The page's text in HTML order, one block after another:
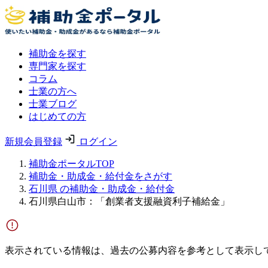
補助金を探す
専門家を探す
コラム
士業の方へ
士業ブログ
はじめての方
新規会員登録 ログイン
補助金ポータルTOP
補助金・助成金・給付金をさがす
石川県 の補助金・助成金・給付金
石川県白山市：「創業者支援融資利子補給金」
表示されている情報は、過去の公募内容を参考として表示し